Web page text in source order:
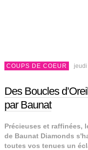
COUPS DE COEUR
Des Boucles
par Baunat
Précieuses et raffinées,
de Baunat Diamonds
toutes vos tenues un